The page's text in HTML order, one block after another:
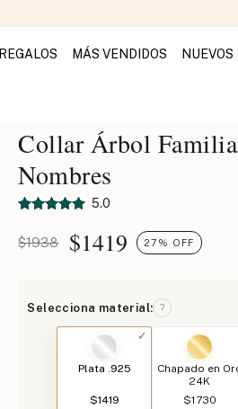
REGALOS MÁS VENDIDOS NUEVOS
Collar Árbol
Nombres
5.0
$1938 $1419 27% OFF
Selecciona material: ?
Plata .925
$1419
Chapado en
24K
$1730